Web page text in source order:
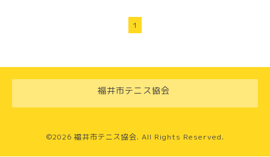
1
福井市テニス協会
©2026 福井市テニス協会. All Rights Reserved.